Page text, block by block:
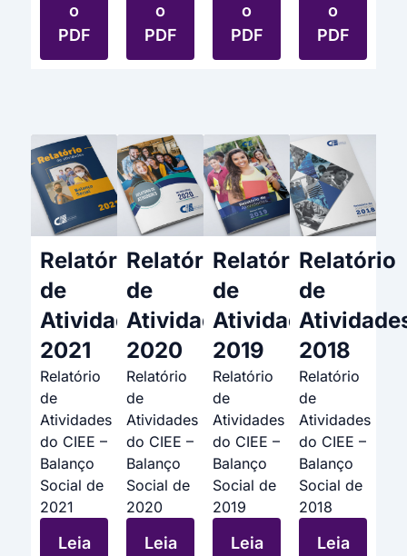
o
PDF
o
PDF
o
PDF
o
PDF
Relatório
de
Atividades
2021
Relatório
de
Atividades
do CIEE –
Balanço
Social de
2021
Leia
Relatório
de
Atividades
2020
Relatório
de
Atividades
do CIEE –
Balanço
Social de
2020
Leia
Relatório
de
Atividades
2019
Relatório
de
Atividades
do CIEE –
Balanço
Social de
2019
Leia
Relatório
de
2018
Relatório
de
Atividades
do CIEE –
Balanço
Social de
2018
Leia